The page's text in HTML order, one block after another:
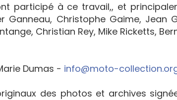
participé à ce travail,, et
Ganneau, Christophe Gaime, Jean
Christian Rey, Mike Ricketts,
Dumas - info@moto-
des photos et archives